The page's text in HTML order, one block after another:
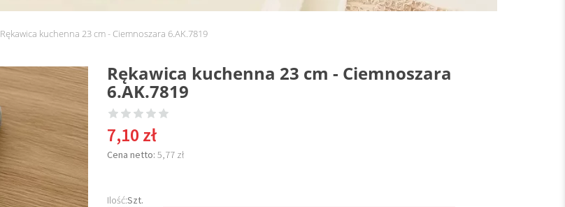
Rękawica kuchenna 23 cm - Ciemnoszara 6.AK.7819
Rękawica kuchenna 23 cm - Ciemnoszara
6.AK.7819
7,10 zł
Cena netto: 5,77 zł
Ilość:Szt.